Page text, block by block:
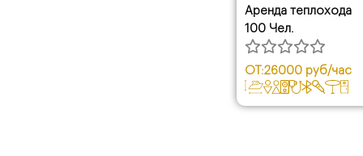
Аренда теплохода
100 Чел.
ОТ:26000 руб/час